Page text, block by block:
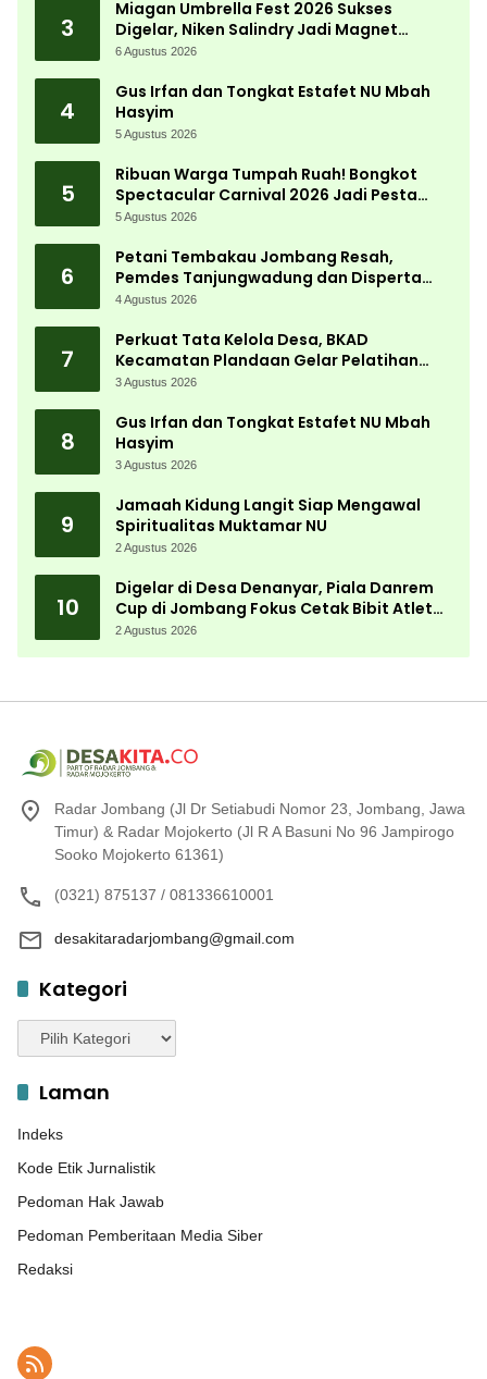
3
Miagan Umbrella Fest 2026 Sukses
Digelar, Niken Salindry Jadi Magnet
Ribuan Pengunjung
6 Agustus 2026
4
Gus Irfan dan Tongkat Estafet NU Mbah
Hasyim
5 Agustus 2026
5
Ribuan Warga Tumpah Ruah! Bongkot
Spectacular Carnival 2026 Jadi Pesta
Kemerdekaan Terbesar di Peterongan
5 Agustus 2026
6
Petani Tembakau Jombang Resah,
Pemdes Tanjungwadung dan Disperta
Bergerak Cepat
4 Agustus 2026
7
Perkuat Tata Kelola Desa, BKAD
Kecamatan Plandaan Gelar Pelatihan
Aparatur Pemdes
3 Agustus 2026
8
Gus Irfan dan Tongkat Estafet NU Mbah
Hasyim
3 Agustus 2026
9
Jamaah Kidung Langit Siap Mengawal
Spiritualitas Muktamar NU
2 Agustus 2026
10
Digelar di Desa Denanyar, Piala Danrem
Cup di Jombang Fokus Cetak Bibit Atlet
Menembak Berprestasi
2 Agustus 2026
Radar Jombang (Jl Dr Setiabudi Nomor 23, Jombang, Jawa
Timur) & Radar Mojokerto (Jl R A Basuni No 96 Jampirogo
Sooko Mojokerto 61361)
(0321) 875137 / 081336610001
desakitaradarjombang@gmail.com
Kategori
Kategori
Laman
Indeks
Kode Etik Jurnalistik
Pedoman Hak Jawab
Pedoman Pemberitaan Media Siber
Redaksi